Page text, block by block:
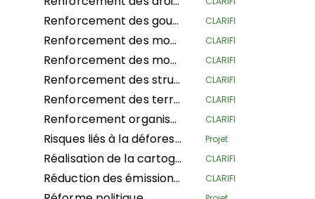
Renforcement des gouvernements territoriaux autonomes de l'Amazonie péruvienne du nord dans leur gouvernance, gestion et défense territoriale CLARIFI
Renforcement des moyens de subsistance dans les provinces des Pygmées indigènes en sécurisant leurs droits fonciers dans la province du Nord Kivu CLARIFI
Renforcement des moyens de subsistance des femmes autochtones andines-amazoniennes pour la conservation de la biodiversité et la souveraineté alimentaire dans la région centrale du Pérou CLARIFI
Renforcement des structures de gouvernance traditionnelle dans les territoires indigènes de la côte caribéenne du Costa Rica CLARIFI
Renforcement des terres communautaires et des territoires et protection des ressources du peuple Garífuna du Honduras CLARIFI
Renforcement organisationnel de la Confederación Nacional de Mujeres Indígenas de Bolivia (CNAMIB) - Phase II CLARIFI
Risques liés à la déforestation illégale et au commerce associé (IDAT) Projet
Réalisation de la cartographie communautaire des terres et territoires des populations autochtones au Gabon CLARIFI
Réduction des émissions de CO2 et sécurisation des terres communautaires dans les régions des Plateaux et de la Bouenza CLARIFI